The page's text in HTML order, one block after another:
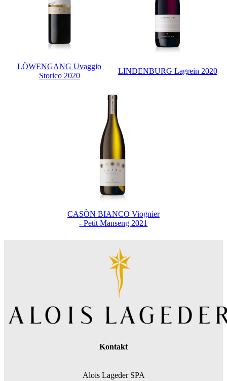
LÖWENGANG Uvaggio
Storico 2020
LINDENBURG Lagrein 2020
CASÒN BIANCO Viognier
- Petit Manseng 2021
Kontakt
Alois Lageder SPA